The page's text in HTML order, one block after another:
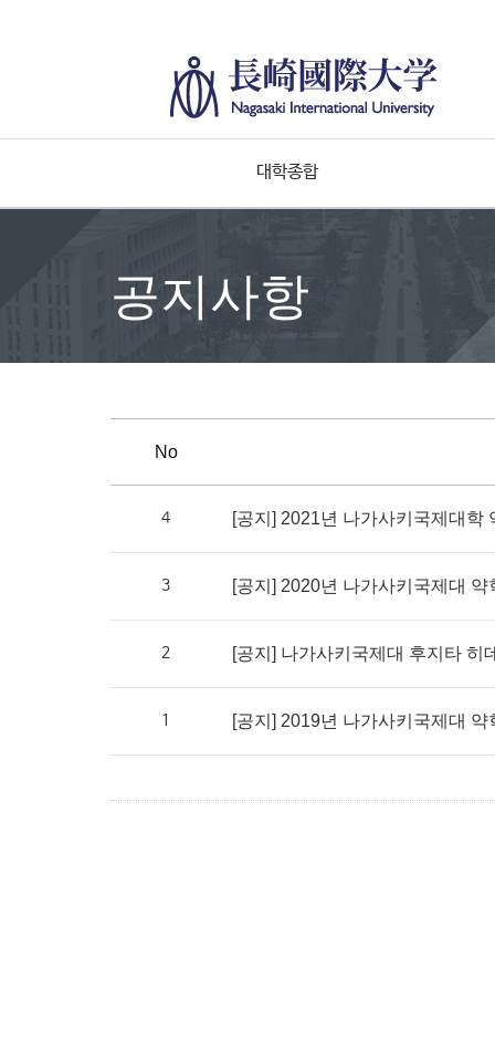
대학종합
공지사항
No
4 [공지] 2021년 나가사키국제대학
3 [공지] 2020년 나가사키국제대
2 [공지] 나가사키국제대 후지타 히
1 [공지] 2019년 나가사키국제대 약